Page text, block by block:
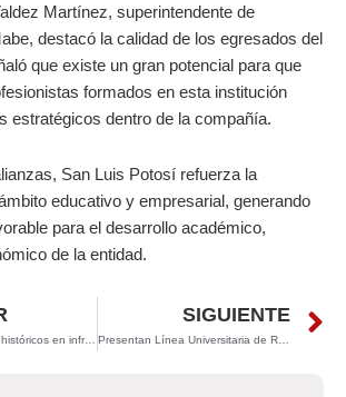
Martínez, superintendente de
destacó la calidad de los egresados del
que existe un gran potencial para que
formados en esta institución
estratégicos dentro de la compañía.
San Luis Potosí refuerza la
educativo y empresarial, generando
para el desarrollo académico,
de la entidad.
Soledad da pasos históricos en infraestructura con apoyo del gobernador Ricardo Gallardo
SIGUIENTE
Presentan Línea Universitaria de RedMetro en Ciudad Valles